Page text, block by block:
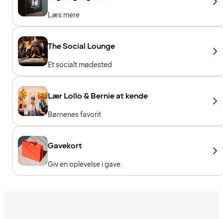
Læs mere
The Social Lounge
Et socialt mødested
Lær Lollo & Bernie at kende
Børnenes favorit
Gavekort
Giv en oplevelse i gave